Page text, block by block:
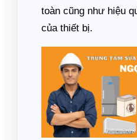
toàn cũng như hiệu
của thiết bị.